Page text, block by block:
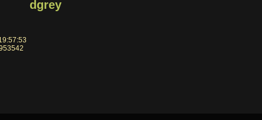
dgrey